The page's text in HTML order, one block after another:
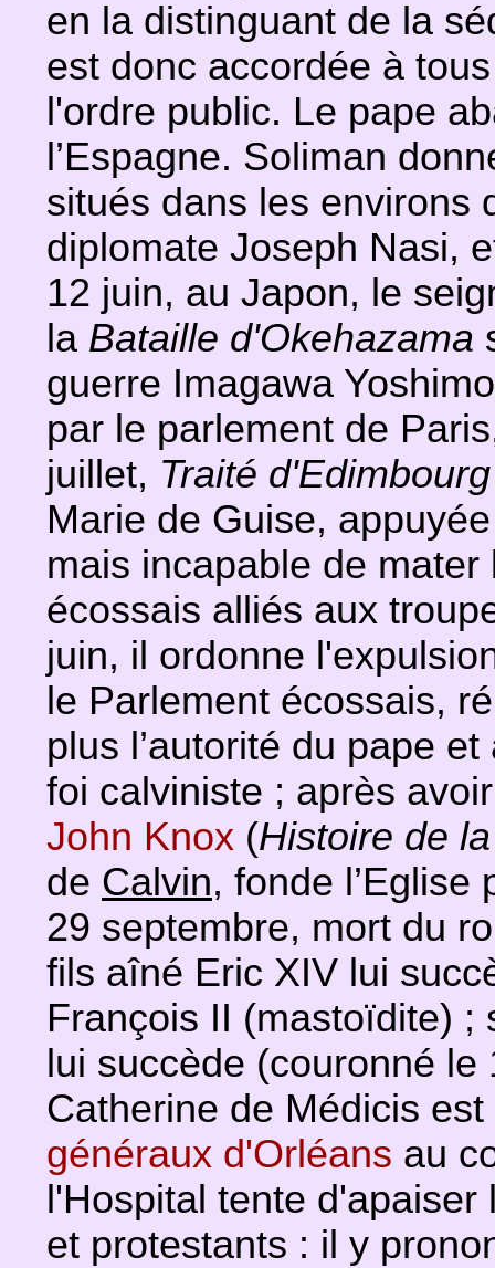
en la distinguant de la
est donc accordée à
l'ordre public. Le pape
l’Espagne. Soliman
situés dans les environs
diplomate Joseph Nasi,
12 juin, au Japon, le
la Bataille d'Okehazama
guerre Imagawa
par le parlement de
juillet, Traité d'Edimbourg
Marie de Guise,
mais incapable de
écossais alliés aux
juin, il ordonne
le Parlement écossais,
plus l’autorité du pape
foi calviniste ; après
John Knox (Histoire de
de Calvin, fonde
29 septembre, mort du
fils aîné Eric XIV lui
François II (mastoïdite)
lui succède (couronné
Catherine de Médicis
généraux d'Orléans au
l'Hospital tente
et protestants : il y